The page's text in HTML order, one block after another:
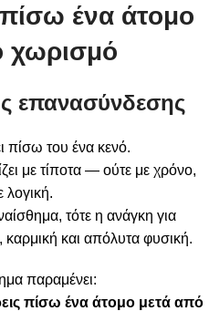
ένα άτομο
χωρισμό
επανασύνδεσης
πίσω του ένα κενό.
με τίποτα — ούτε με χρόνο,
λογική.
τότε η ανάγκη για
καρμική και απόλυτα φυσική.
παραμένει:
πίσω ένα άτομο μετά από